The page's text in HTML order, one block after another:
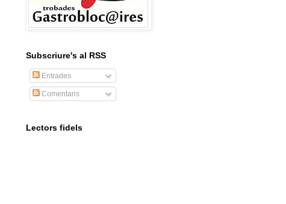
Subscriure's al RSS
Entrades
Comentaris
Lectors fidels